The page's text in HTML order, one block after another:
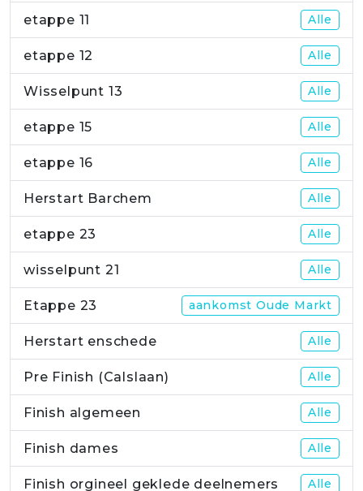
etappe 11 Alle
etappe 12 Alle
Wisselpunt 13 Alle
etappe 15 Alle
etappe 16 Alle
Herstart Barchem Alle
etappe 23 Alle
wisselpunt 21 Alle
Etappe 23 aankomst Oude Markt
Herstart enschede Alle
Pre Finish (Calslaan) Alle
Finish algemeen Alle
Finish dames Alle
Finish orgineel geklede deelnemers Alle